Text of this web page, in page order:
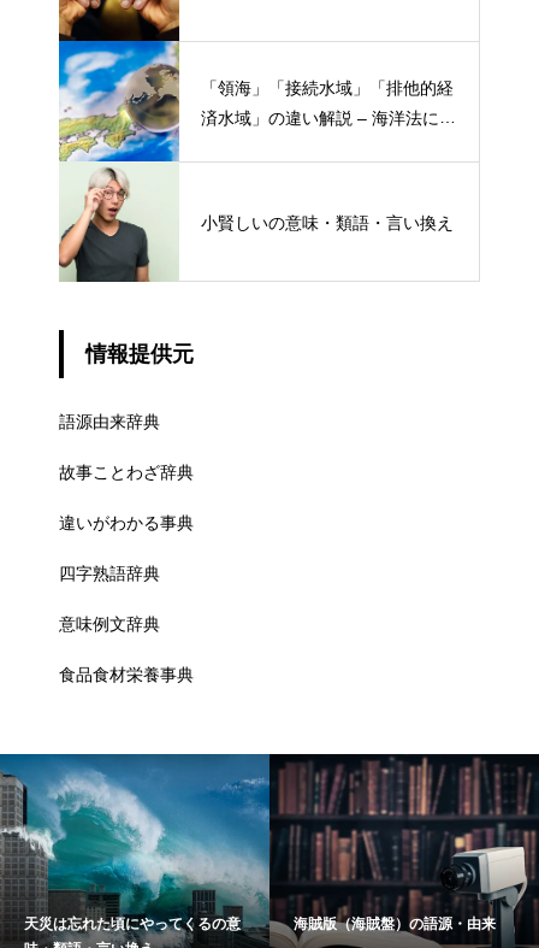
「領海」「接続水域」「排他的経
済水域」の違い解説 – 海洋法にお
小賢しいの意味・類語・言い換え
情報提供元
語源由来辞典
故事ことわざ辞典
違いがわかる事典
四字熟語辞典
意味例文辞典
食品食材栄養事典
天災は忘れた頃にやってくるの意
海賊版（海賊盤）の語源・由来